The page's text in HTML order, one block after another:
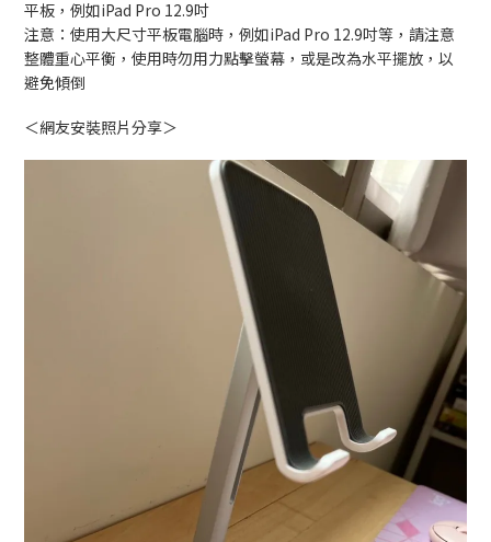
平板，例如iPad Pro 12.9吋
注意：使用大尺寸平板電腦時，例如iPad Pro 12.9吋等，請注意
整體重心平衡，使用時勿用力點擊螢幕，或是改為水平擺放，以
避免傾倒
＜網友安裝照片分享＞